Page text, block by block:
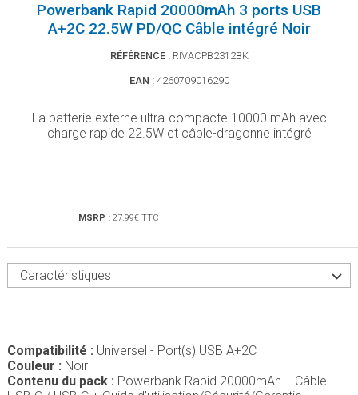
Powerbank Rapid 20000mAh 3 ports USB
A+2C 22.5W PD/QC Câble intégré Noir
RÉFÉRENCE : RIVACPB2312BK
EAN : 4260709016290
La batterie externe ultra-compacte 10000 mAh avec
charge rapide 22.5W et câble-dragonne intégré
MSRP : 27.99€ TTC
Caractéristiques
Compatibilité : Universel - Port(s) USB A+2C
Couleur : Noir
Contenu du pack : Powerbank Rapid 20000mAh + Câble